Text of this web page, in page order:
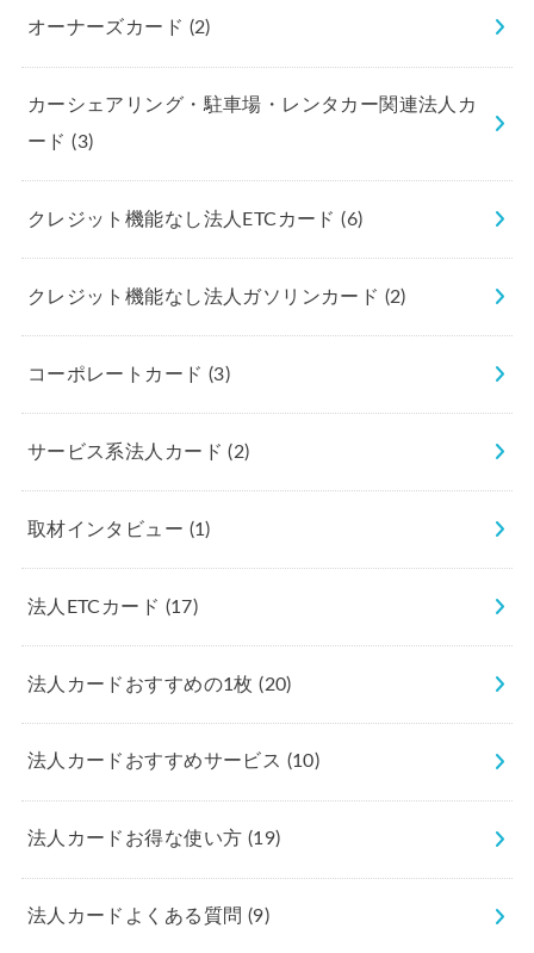
オーナーズカード (2)
カーシェアリング・駐車場・レンタカー関連法人カ
ード(3)
クレジット機能なし法人ETCカード(6)
クレジット機能なし法人ガソリンカード (2)
コーポレートカード (3)
サービス系法人カード(2)
取材インタビュー (1)
法人ETCカード (17)
法人カードおすすめの1枚(20)
法人カードおすすめサービス (10)
法人カードお得な使い方 (19)
法人カードよくある質問 (9)